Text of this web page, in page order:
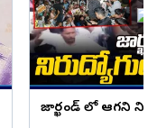
జార్ఖండ్ లో ఆగని